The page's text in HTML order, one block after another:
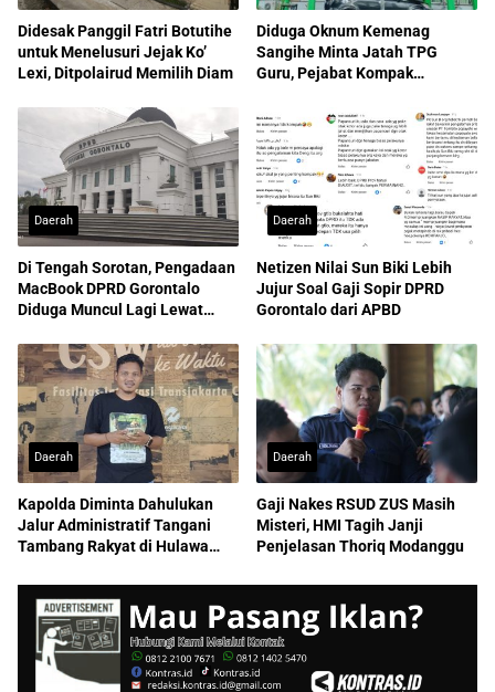
Didesak Panggil Fatri Botutihe
untuk Menelusuri Jejak Ko’
Lexi, Ditpolairud Memilih Diam
Diduga Oknum Kemenag
Sangihe Minta Jatah TPG
Guru, Pejabat Kompak
Daerah
Di Tengah Sorotan, Pengadaan
MacBook DPRD Gorontalo
Diduga Muncul Lagi Lewat
Daerah
Netizen Nilai Sun Biki Lebih
Jujur Soal Gaji Sopir DPRD
Gorontalo dari APBD
Daerah
Kapolda Diminta Dahulukan
Jalur Administratif Tangani
Tambang Rakyat di Hulawa
Daerah
Gaji Nakes RSUD ZUS Masih
Misteri, HMI Tagih Janji
Penjelasan Thoriq Modanggu